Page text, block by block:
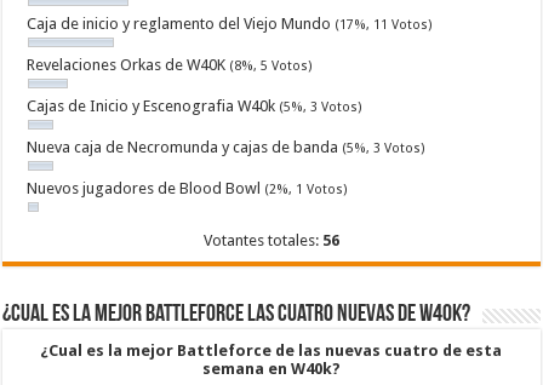
Caja de inicio y reglamento del Viejo Mundo (17%, 11 Votos)
Revelaciones Orkas de W40K (8%, 5 Votos)
Cajas de Inicio y Escenografia W40k (5%, 3 Votos)
Nueva caja de Necromunda y cajas de banda (5%, 3 Votos)
Nuevos jugadores de Blood Bowl (2%, 1 Votos)
Votantes totales: 56
¿Cual es la mejor Battleforce las cuatro nuevas de W40k?
¿Cual es la mejor Battleforce de las nuevas cuatro de esta
semana en W40k?